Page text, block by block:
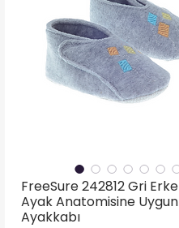
FreeSure 242812 Gri
Ayak Anatomisine
Ayakkabı